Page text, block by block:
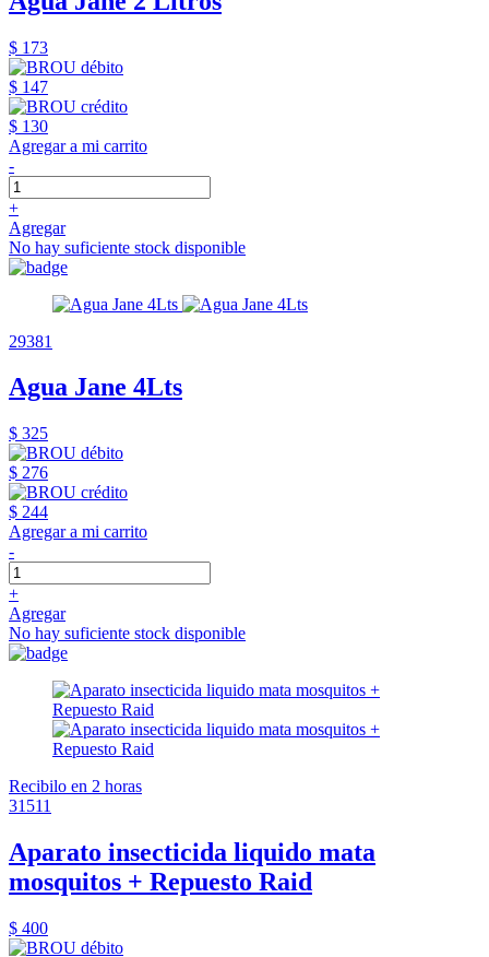
$ 173
$ 147
$ 130
Agregar a mi carrito
-
+
Agregar
No hay suficiente stock disponible
29381
Agua Jane 4Lts
$ 325
$ 276
$ 244
Agregar a mi carrito
-
+
Agregar
No hay suficiente stock disponible
Recibilo en 2 horas
31511
Aparato insecticida liquido mata
mosquitos + Repuesto Raid
$ 400